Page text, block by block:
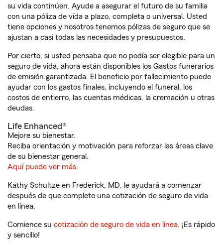
su vida continúen. Ayude a asegurar el futuro de su familia
con una póliza de vida a plazo, completa o universal. Usted
tiene opciones y nosotros tenemos pólizas de seguro que se
ajustan a casi todas las necesidades y presupuestos.
Por cierto, si usted pensaba que no podía ser elegible para un
seguro de vida, ahora están disponibles los Gastos funerarios
de emisión garantizada. El beneficio por fallecimiento puede
ayudar con los gastos finales, incluyendo el funeral, los
costos de entierro, las cuentas médicas, la cremación u otras
deudas.
Life Enhanced®
Mejore su bienestar.
Reciba orientación y motivación para reforzar las áreas clave
de su bienestar general.
Aquí puede ver más.
Kathy Schultze en Frederick, MD, le ayudará a comenzar
después de que complete una cotización de seguro de vida
en línea.
Comience su cotización de seguro de vida en línea. ¡Es rápido
y sencillo!